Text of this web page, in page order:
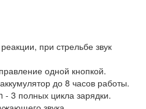
при стрельбе звук
одной кнопкой.
до 8 часов работы.
3 полных цикла зарядки.